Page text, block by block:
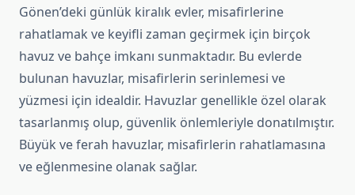
Gönen’deki günlük kiralık evler, misafirlerine
rahatlamak ve keyifli zaman geçirmek için birçok
havuz ve bahçe imkanı sunmaktadır. Bu evlerde
bulunan havuzlar, misafirlerin serinlemesi ve
yüzmesi için idealdir. Havuzlar genellikle özel olarak
tasarlanmış olup, güvenlik önlemleriyle donatılmıştır.
Büyük ve ferah havuzlar, misafirlerin rahatlamasına
ve eğlenmesine olanak sağlar.